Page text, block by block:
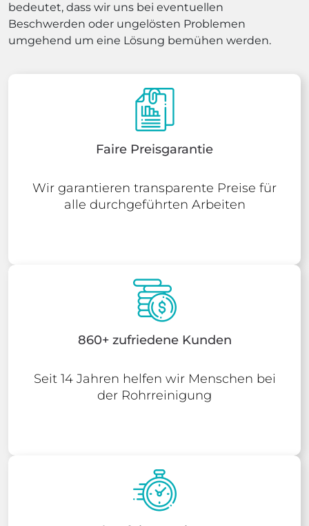
bedeutet, dass wir uns bei eventuellen
Beschwerden oder ungelösten Problemen
umgehend um eine Lösung bemühen werden.
Faire Preisgarantie
Wir garantieren transparente Preise für
alle durchgeführten Arbeiten
860+ zufriedene Kunden
Seit 14 Jahren helfen wir Menschen bei
der Rohrreinigung